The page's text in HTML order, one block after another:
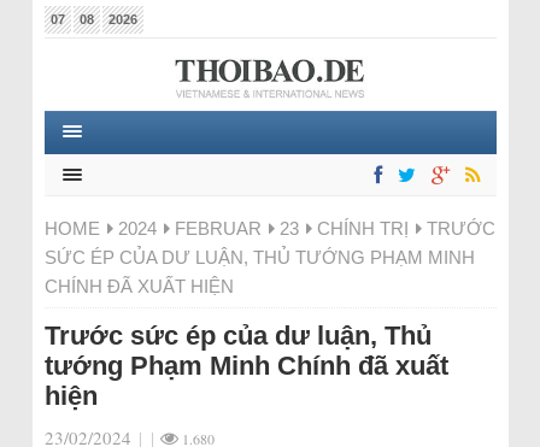
07 08 2026
HOME 2024 FEBRUAR 23 CHÍNH TRỊ
TRƯỚC
SỨC ÉP CỦA DƯ LUẬN, THỦ TƯỚNG PHẠM MINH
CHÍNH ĐÃ XUẤT HIỆN
Trước sức ép của dư luận, Thủ
tướng Phạm Minh Chính đã xuất
hiện
23/02/2024 | | 1.680